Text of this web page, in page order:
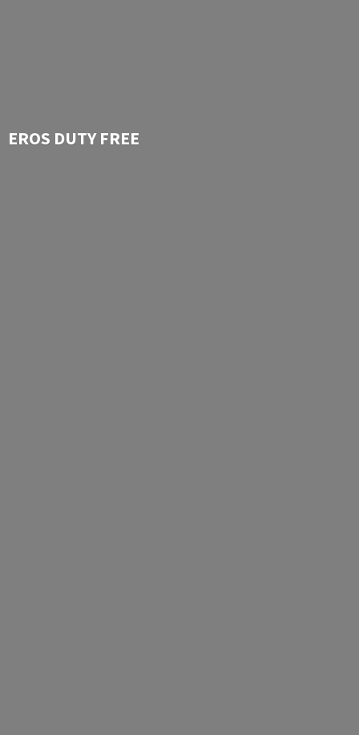
EROS DUTY FREE